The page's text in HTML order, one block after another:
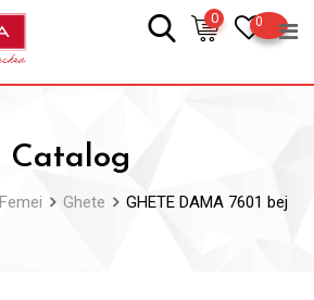
0
0
Catalog
Femei Ghete GHETE DAMA 7601 bej